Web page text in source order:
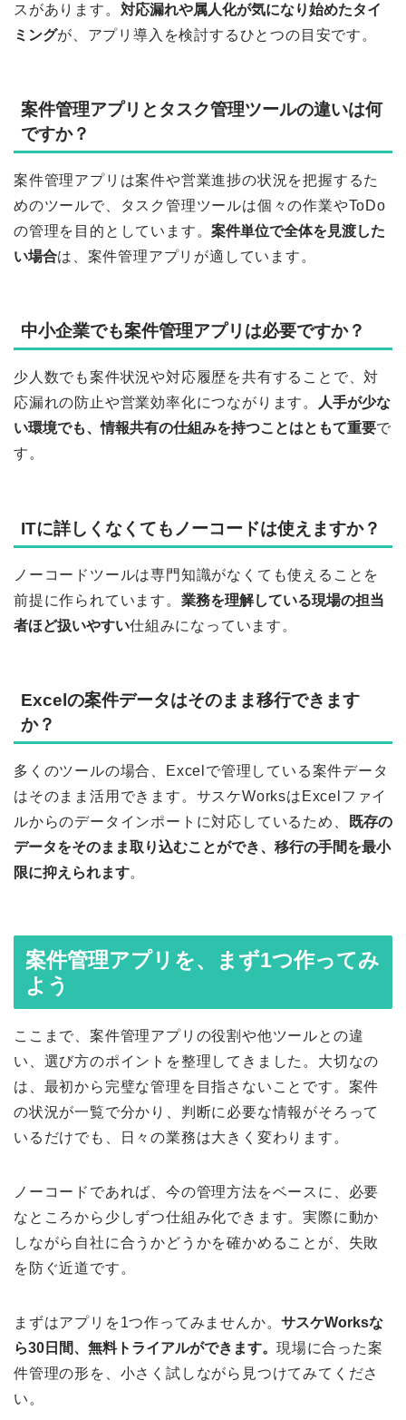
スがあります。 対応漏れや属人化が気になり始めたタイ
ミングが、アプリ導入を検討するひとつの目安です。
案件管理アプリとタスク管理ツールの違いは何
ですか？
案件管理アプリは案件や営業進捗の状況を把握するた
めのツールで、タスク管理ツールは個々の作業やToDo
の管理を目的としています。案件単位で全体を見渡した
い場合は、案件管理アプリが適しています。
中小企業でも案件管理アプリは必要ですか？
少人数でも案件状況や対応履歴を共有することで、対
応漏れの防止や営業効率化につながります。
人手が少な
い環境でも、情報共有の仕組みを持つことはともて重要で
す。
ITに詳しくなくてもノーコードは使えますか？
ノーコードツールは専門知識がなくても使えることを
前提に作られています。 業務を理解している現場の担当
者ほど扱いやすい仕組みになっています。
Excelの案件データはそのまま移行できます
か？
多くのツールの場合、Excelで管理している案件データ
はそのまま活用できます。サスケWorksはExcelファイ
ルからのデータインポートに対応しているため、
既存の
データをそのまま取り込むことができ、移行の手間を最小
限に抑えられます。
案件管理アプリを、まず1つ作ってみ
よう
ここまで、案件管理アプリの役割や他ツールとの違
い、選び方のポイントを整理してきました。大切なの
は、最初から完璧な管理を目指さないことです。案件
の状況が一覧で分かり、判断に必要な情報がそろって
いるだけでも、日々の業務は大きく変わります。
ノーコードであれば、今の管理方法をベースに、必要
なところから少しずつ仕組み化できます。実際に動か
しながら自社に合うかどうかを確かめることが、失敗
を防ぐ近道です。
まずはアプリを1つ作ってみませんか。サスケWorksな
ら30日間、無料トライアルができます。 現場に合った案
件管理の形を、小さく試しながら見つけてみてくださ
い。